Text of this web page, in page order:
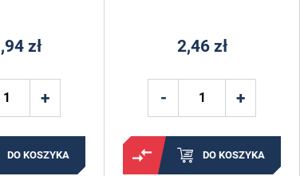
zł
DO KOSZYKA
2,46 zł
DO KOSZYKA